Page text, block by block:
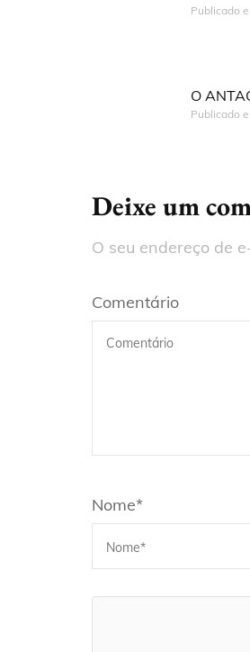
Publicado
O
Publicado
Deixe um
O seu endereço de
Comentário
Nome*